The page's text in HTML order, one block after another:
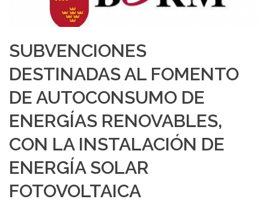
SUBVENCIONES
DESTINADAS AL FOMENTO
DE AUTOCONSUMO DE
ENERGÍAS RENOVABLES,
CON LA INSTALACIÓN DE
ENERGÍA SOLAR
FOTOVOLTAICA